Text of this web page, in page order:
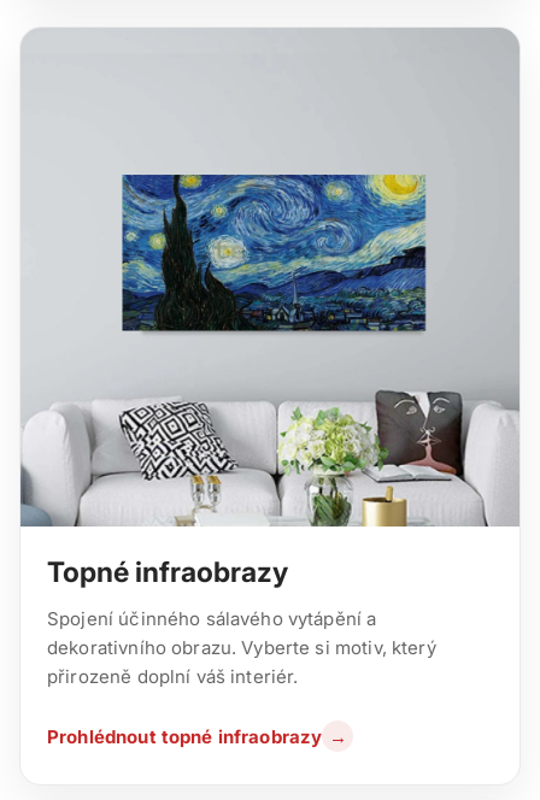
Topné infraobrazy
Spojení účinného sálavého vytápění a
dekorativního obrazu. Vyberte si motiv, který
přirozeně doplní váš interiér.
Prohlédnout topné infraobrazy →